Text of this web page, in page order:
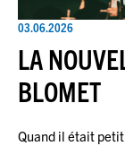
03.06.2026
LA
BLOMET
Quand il était